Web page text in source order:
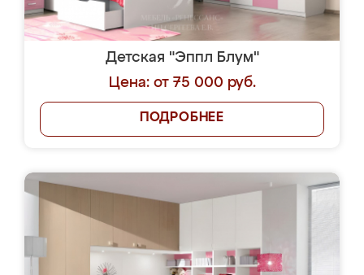
Детская "Эппл Блум"
Цена: от 75 000 руб.
ПОДРОБНЕЕ